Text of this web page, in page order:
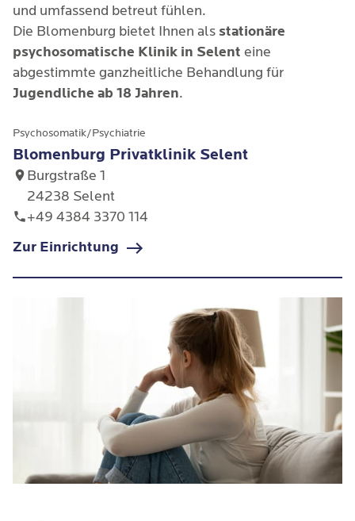
und umfassend betreut fühlen.
Die Blomenburg bietet Ihnen als stationäre
psychosomatische Klinik in Selent eine
abgestimmte ganzheitliche Behandlung für
Jugendliche ab 18 Jahren.
Psychosomatik/Psychiatrie
Blomenburg Privatklinik Selent
Burgstraße 1
24238 Selent
+49 4384 3370 114
Zur Einrichtung